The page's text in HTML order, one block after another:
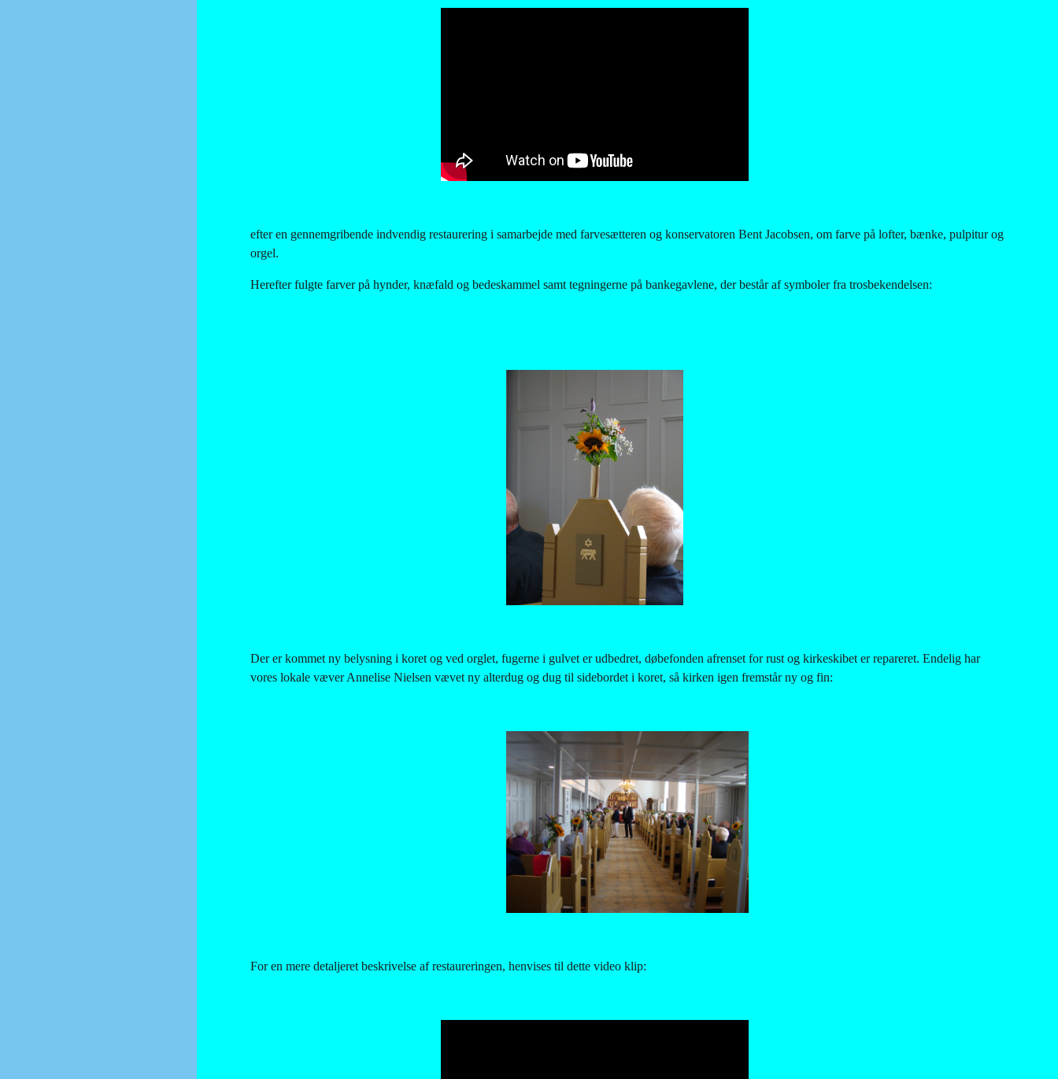
efter en gennemgribende indvendig restaurering i samarbejde med farvesætteren og konservatoren Bent Jacobsen, om farve på lofter, bænke, pulpitur og
orgel.
Herefter fulgte farver på hynder, knæfald og bedeskammel samt tegningerne på bankegavlene, der består af symboler fra trosbekendelsen:
Der er kommet ny belysning i koret og ved orglet, fugerne i gulvet er udbedret, døbefonden afrenset for rust og kirkeskibet er repareret. Endelig har
vores lokale væver Annelise Nielsen vævet ny alterdug og dug til sidebordet i koret, så kirken igen fremstår ny og fin:
For en mere detaljeret beskrivelse af restaureringen, henvises til dette video klip: